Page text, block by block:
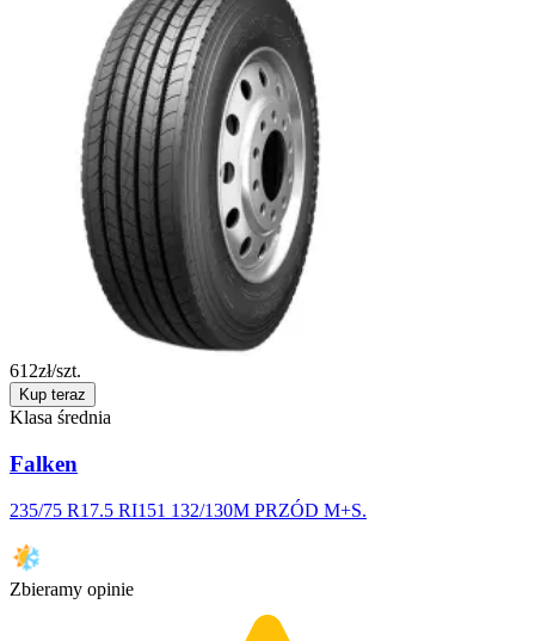
612zł/szt.
Kup teraz
Klasa średnia
Falken
235/75 R17.5 RI151 132/130M PRZÓD M+S.
Zbieramy opinie